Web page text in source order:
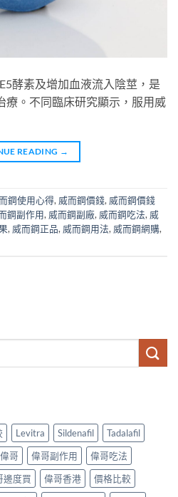
酵素及增加血液流入陰莖，是
療。不同臨床研究顯示，服用威
READING →
鋼使用心得, 威而鋼價錢, 威而鋼價錢
鋼副作用, 威而鋼副廠, 威而鋼吃法, 威
, 威而鋼正品, 威而鋼用法, 威而鋼網購,
Levitra Sildenafil
Tadalafil
偉哥 偉哥副作用
偉哥吃法
邊度買 偉哥香港
價格比較